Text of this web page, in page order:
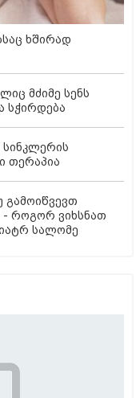
ხშირად
მძიმე სენს
სჭირდება
სინკლერის
თერაპია
გამოიწვევთ
- როგორ ვიხსნათ
სალომე